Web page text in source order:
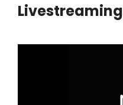
Livestreaming